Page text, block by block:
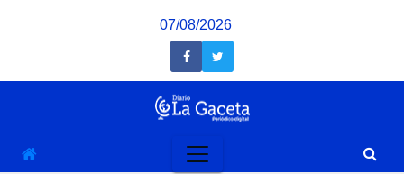
07/08/2026